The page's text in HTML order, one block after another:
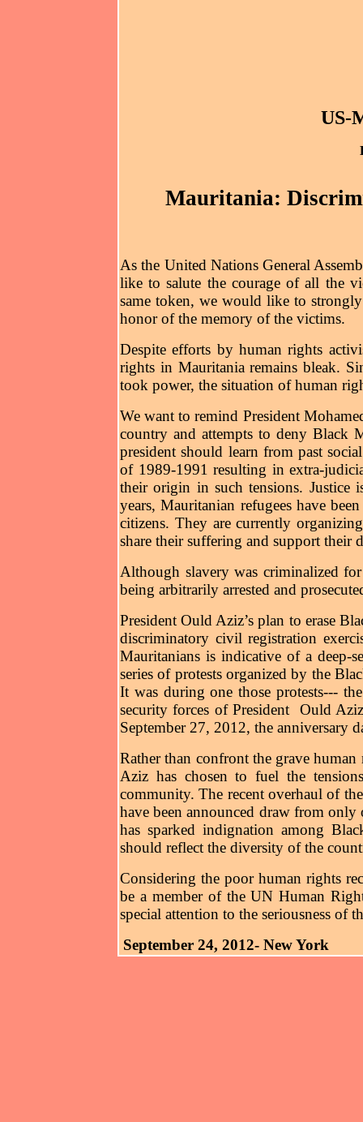
US-
Mauritania:
As the United Nations General
like to salute the courage of all the
same token, we would like to
honor of the memory of the victims.
Despite efforts by human rights
rights in Mauritania remains bleak.
took power, the situation of human
We want to remind President
country and attempts to deny Black
president should learn from past
of 1989-1991 resulting in extra-
their origin in such tensions. Justice
years, Mauritanian refugees have
citizens. They are currently
share their suffering and support their
Although slavery was criminalized
being arbitrarily arrested and
President Ould Aziz’s plan to erase
discriminatory civil registration
Mauritanians is indicative of a deep-
series of protests organized by the
It was during one those protests---
security forces of President Ould
September 27, 2012, the anniversary
Rather than confront the grave
Aziz has chosen to fuel the
community. The recent overhaul of
have been announced draw from
has sparked indignation among
should reflect the diversity of the
Considering the poor human rights
be a member of the UN Human
special attention to the seriousness of
September 24, 2012- New York